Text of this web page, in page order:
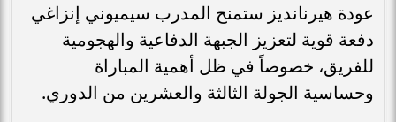
عودة هيرنانديز ستمنح المدرب سيميوني إنزاغي
دفعة قوية لتعزيز الجبهة الدفاعية والهجومية
للفريق، خصوصاً في ظل أهمية المباراة
وحساسية الجولة الثالثة والعشرين من الدوري.